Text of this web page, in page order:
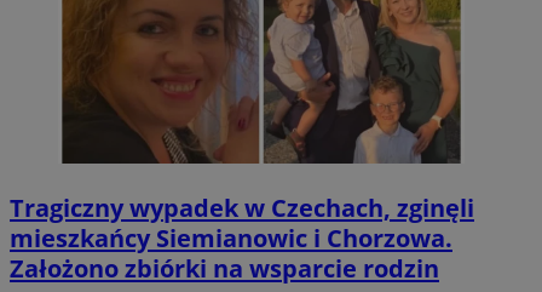
Tragiczny wypadek w Czechach, zginęli
mieszkańcy Siemianowic i Chorzowa.
Założono zbiórki na wsparcie rodzin